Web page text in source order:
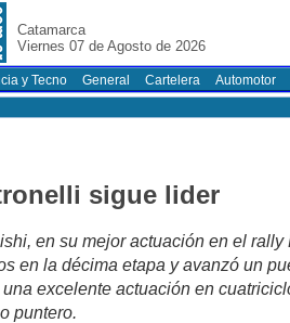
Catamarca
Viernes 07 de Agosto de 2026
y Tecno General Cartelera Automotor
sigue lider
en su mejor actuación en el rally
en la décima etapa y avanzó un
excelente actuación en
puntero.